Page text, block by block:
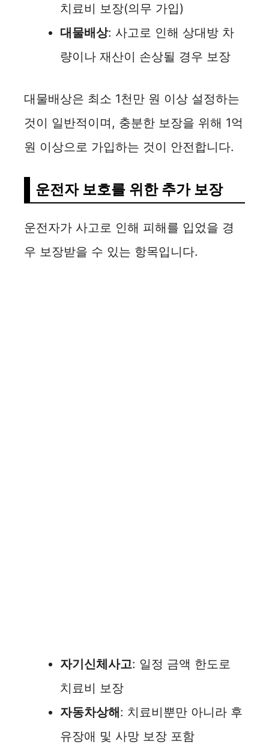
치료비 보장(의무 가입)
대물배상: 사고로 인해 상대방 차
량이나 재산이 손상될 경우 보장
대물배상은 최소 1천만 원 이상 설정하는
것이 일반적이며, 충분한 보장을 위해 1억
원 이상으로 가입하는 것이 안전합니다.
운전자 보호를 위한 추가 보장
운전자가 사고로 인해 피해를 입었을 경
우 보장받을 수 있는 항목입니다.
자기신체사고: 일정 금액 한도로
치료비 보장
자동차상해: 치료비뿐만 아니라 후
유장애 및 사망 보장 포함